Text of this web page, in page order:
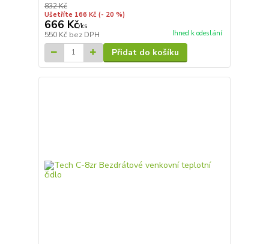
832 Kč
Ušetříte 166 Kč (- 20 %)
666 Kč/ks
550 Kč bez DPH Ihned k odeslání
Přidat do košíku